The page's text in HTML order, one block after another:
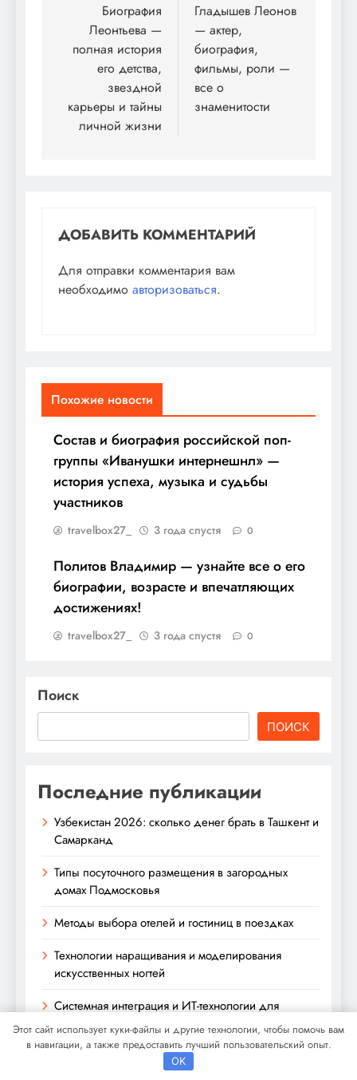
записям
Биография
Леонтьева —
полная история
его детства,
звездной
карьеры и тайны
личной жизни
Гладышев Леонов
— актер,
биография,
фильмы, роли —
все о
знаменитости
ДОБАВИТЬ КОММЕНТАРИЙ
Для отправки комментария вам
необходимо авторизоваться.
Похожие новости
Состав и биография российской поп-
группы «Иванушки интернешнл» —
история успеха, музыка и судьбы
участников
travelbox27_ 3 года спустя 0
Политов Владимир — узнайте все о его
биографии, возрасте и впечатляющих
достижениях!
travelbox27_ 3 года спустя 0
Поиск
ПОИСК
Последние публикации
Узбекистан 2026: сколько денег брать в Ташкент и
Самарканд
Типы посуточного размещения в загородных
домах Подмосковья
Методы выбора отелей и гостиниц в поездках
Технологии наращивания и моделирования
искусственных ногтей
Системная интеграция и ИТ-технологии для
бизнеса: ключевые аспекты
Этот сайт использует куки-файлы и другие технологии, чтобы помочь вам
в навигации, а также предоставить лучший пользовательский опыт.
OK